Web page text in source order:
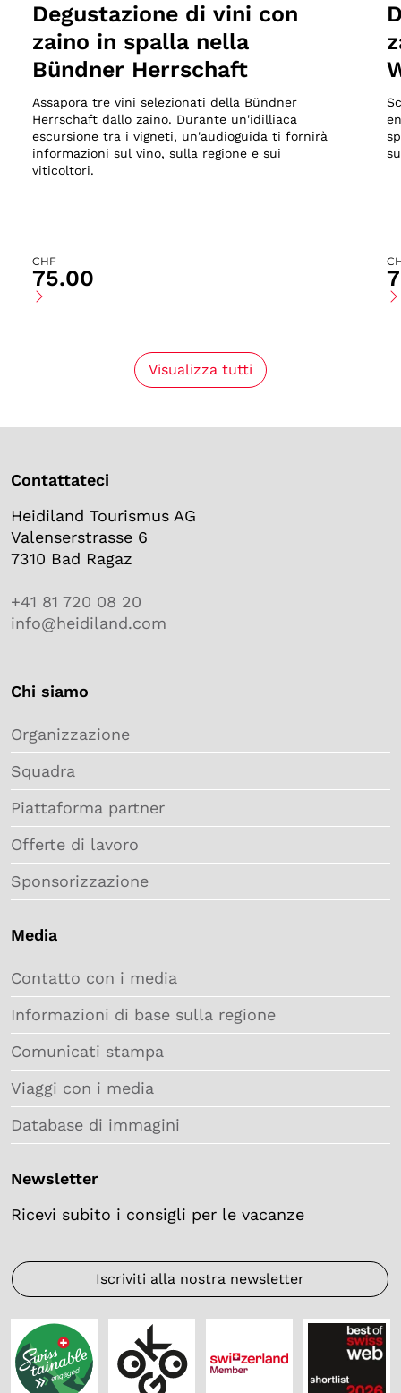
Visualizza tutti
Degustazione di vini con
zaino in spalla nella
Bündner Herrschaft
Assapora tre vini selezionati della Bündner
Herrschaft dallo zaino. Durante un'idilliaca
escursione tra i vigneti, un'audioguida ti fornirà
informazioni sul vino, sulla regione e sui
viticoltori.
CHF
75.00
Contattateci
Heidiland Tourismus AG
Valenserstrasse 6
7310 Bad Ragaz
+41 81 720 08 20
info@heidiland.com
Chi siamo
Organizzazione
Squadra
Piattaforma partner
Offerte di lavoro
Sponsorizzazione
Media
Contatto con i media
Informazioni di base sulla regione
Comunicati stampa
Viaggi con i media
Database di immagini
Newsletter
Ricevi subito i consigli per le vacanze
Iscriviti alla nostra newsletter